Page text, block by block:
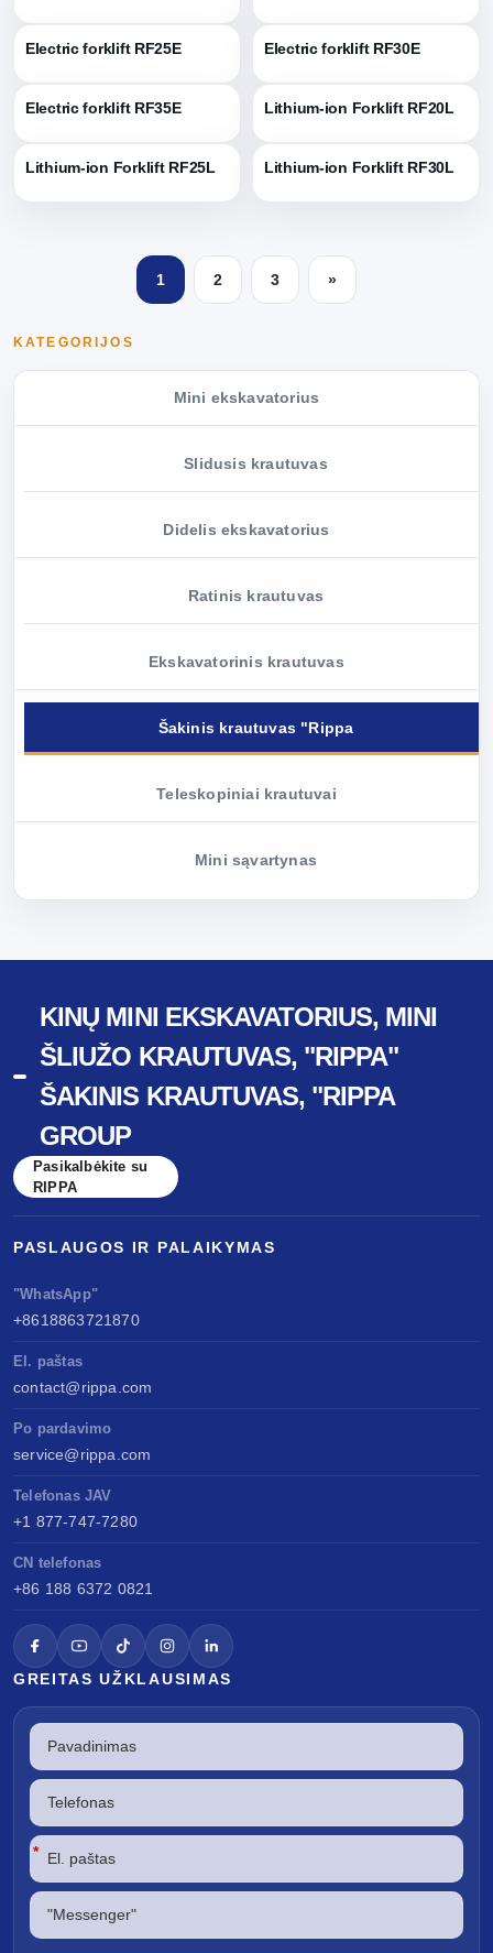
KATEGORIJOS
Mini ekskavatorius
Slidusis krautuvas
Didelis ekskavatorius
Ratinis krautuvas
Ekskavatorinis krautuvas
Šakinis krautuvas "Rippa
Teleskopiniai krautuvai
Mini sąvartynas
Electric forklift RF25E Electric forklift RF30E
Electric forklift RF35E Lithium-ion Forklift RF20L
Lithium-ion Forklift RF25L Lithium-ion Forklift RF30L
1 2 3 »
KINŲ MINI EKSKAVATORIUS, MINI
ŠLIUŽO KRAUTUVAS, "RIPPA"
ŠAKINIS KRAUTUVAS, "RIPPA
GROUP
Pasikalbėkite su
RIPPA
PASLAUGOS IR PALAIKYMAS
"WhatsApp"
+8618863721870
El. paštas
contact@rippa.com
Po pardavimo
service@rippa.com
Telefonas JAV
+1 877-747-7280
CN telefonas
+86 188 6372 0821
GREITAS UŽKLAUSIMAS
*